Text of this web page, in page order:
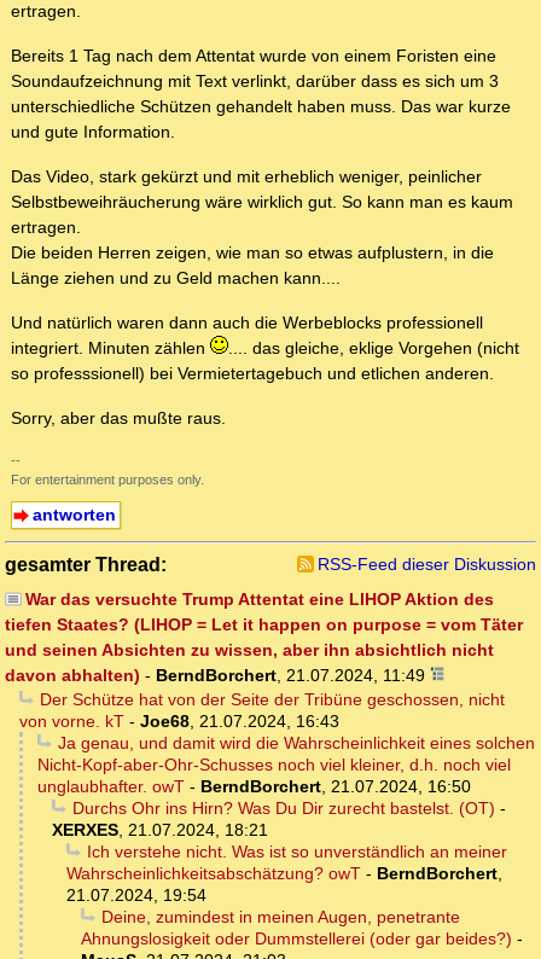
ertragen.
Bereits 1 Tag nach dem Attentat wurde von einem Foristen eine
Soundaufzeichnung mit Text verlinkt, darüber dass es sich um 3
unterschiedliche Schützen gehandelt haben muss. Das war kurze
und gute Information.
Das Video, stark gekürzt und mit erheblich weniger, peinlicher
Selbstbeweihräucherung wäre wirklich gut. So kann man es kaum
ertragen.
Die beiden Herren zeigen, wie man so etwas aufplustern, in die
Länge ziehen und zu Geld machen kann....
Und natürlich waren dann auch die Werbeblocks professionell
integriert. Minuten zählen
.... das gleiche, eklige Vorgehen (nicht
so professsionell) bei Vermietertagebuch und etlichen anderen.
Sorry, aber das mußte raus.
--
For entertainment purposes only.
antworten
gesamter Thread:
RSS-Feed dieser Diskussion
War das versuchte Trump Attentat eine LIHOP Aktion des
tiefen Staates? (LIHOP = Let it happen on purpose = vom Täter
und seinen Absichten zu wissen, aber ihn absichtlich nicht
davon abhalten) - BerndBorchert, 21.07.2024, 11:49
Der Schütze hat von der Seite der Tribüne geschossen, nicht
von vorne. kT - Joe68, 21.07.2024, 16:43
Ja genau, und damit wird die Wahrscheinlichkeit eines solchen
Nicht-Kopf-aber-Ohr-Schusses noch viel kleiner, d.h. noch viel
unglaubhafter. owT - BerndBorchert, 21.07.2024, 16:50
Durchs Ohr ins Hirn? Was Du Dir zurecht bastelst. (OT) -
XERXES, 21.07.2024, 18:21
Ich verstehe nicht. Was ist so unverständlich an meiner
Wahrscheinlichkeitsabschätzung? owT - BerndBorchert,
21.07.2024, 19:54
Deine, zumindest in meinen Augen, penetrante
Ahnungslosigkeit oder Dummstellerei (oder gar beides?) -